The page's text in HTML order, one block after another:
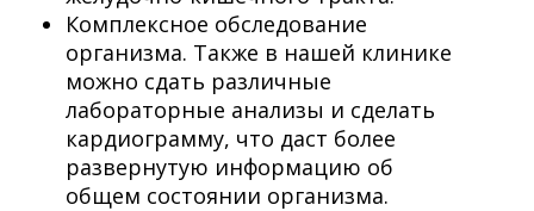
Комплексное обследование
организма. Также в нашей клинике
можно сдать различные
лабораторные анализы и сделать
кардиограмму, что даст более
развернутую информацию об
общем состоянии организма.